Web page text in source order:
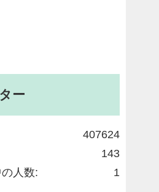
ー
407624
143
1
人数: